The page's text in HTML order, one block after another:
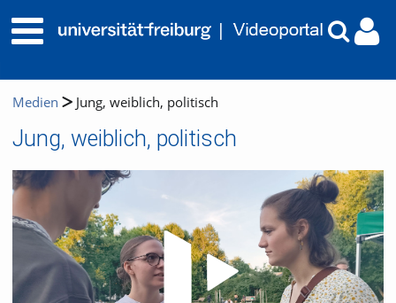
Medien Jung, weiblich, politisch
Jung, weiblich, politisch